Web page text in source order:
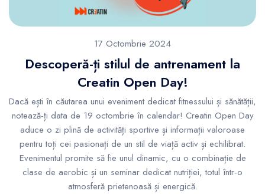
17 Octombrie 2024
Descoperă-ți stilul de antrenament la
Creatin Open Day!
Dacă ești în căutarea unui eveniment dedicat fitnessului și sănătății,
notează-ți data de 19 octombrie în calendar! Creatin Open Day
aduce o zi plină de activități sportive și informații valoroase
pentru toți cei pasionați de un stil de viață activ și echilibrat.
Evenimentul promite să fie unul dinamic, cu o combinație de
clase de aerobic și un seminar dedicat nutriției, totul într-o
atmosferă prietenoasă și energică.